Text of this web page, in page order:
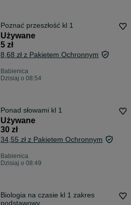
Poznać przeszłość kl 1
Używane
5 zł
8,68 zł z Pakietem Ochronnym
Babienica
Dzisiaj o 08:54
Ponad słowami kl 1
Używane
30 zł
34,55 zł z Pakietem Ochronnym
Babienica
Dzisiaj o 08:49
Biologia na czasie kl 1 zakres
podstawowy